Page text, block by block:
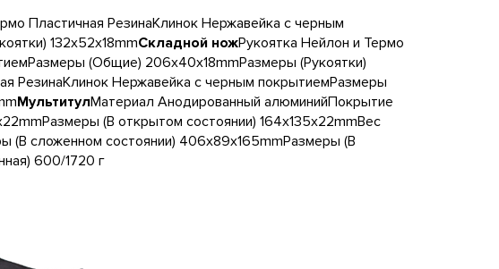
Пластичная РезинаКлинок Нержавейка с черным
132x52x18mmСкладной ножРукоятка Нейлон и Термо
(Общие) 206x40x18mmРазмеры (Рукоятки)
РезинаКлинок Нержавейка с черным покрытиемРазмеры
МультитулМатериал Анодированный алюминийПокрытие
(В открытом состоянии) 164x135x22mmВес
(В сложенном состоянии) 406x89x165mmРазмеры (В
600/1720 г